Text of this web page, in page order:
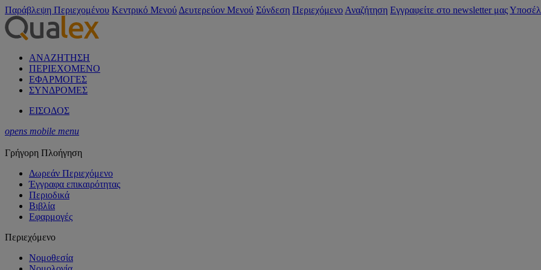
Παράβλεψη Περιεχομένου Κεντρικό Μενού Δευτερεύον Μενού Σύνδεση Περιεχόμενο Αναζήτηση Εγγραφείτε στο newsletter μας
ΑΝΑΖΗΤΗΣΗ
ΠΕΡΙΕΧΟΜΕΝΟ
ΕΦΑΡΜΟΓΕΣ
ΣΥΝΔΡΟΜΕΣ
ΕΙΣΟΔΟΣ
opens mobile menu
Γρήγορη Πλοήγηση
Δωρεάν Περιεχόμενο
Έγγραφα επικαιρότητας
Περιοδικά
Βιβλία
Εφαρμογές
Περιεχόμενο
Νομοθεσία